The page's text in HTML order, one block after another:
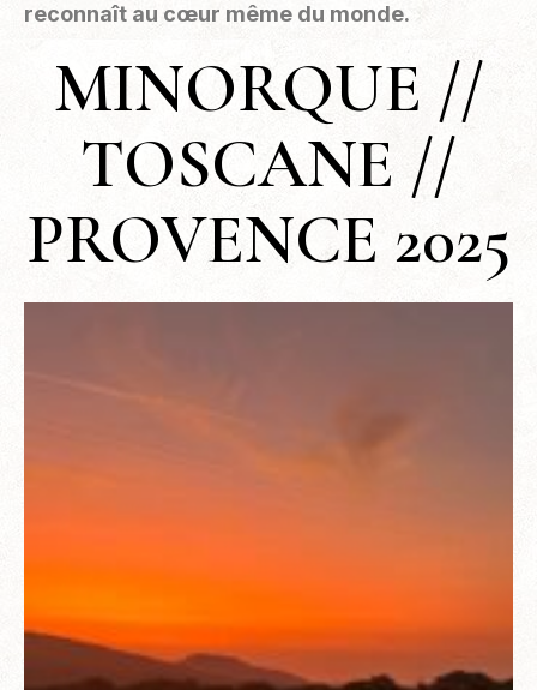
reconnaît au cœur même du monde.
MINORQUE //
TOSCANE //
PROVENCE 2025